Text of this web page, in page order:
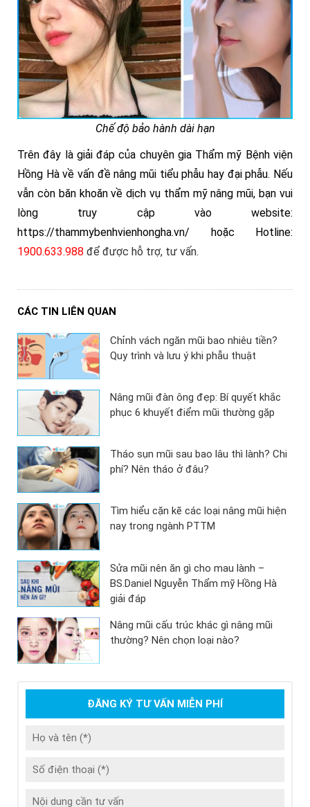
Chế độ bảo hành dài hạn
Trên đây là giải đáp của chuyên gia Thẩm mỹ Bệnh viện
Hồng Hà về vấn đề nâng mũi tiểu phẫu hay đại phẫu. Nếu
vẫn còn băn khoăn về dịch vụ thẩm mỹ nâng mũi, bạn vui
lòng truy cập vào website:
https://thammybenhvienhongha.vn/ hoặc Hotline:
1900.633.988 để được hỗ trợ, tư vấn.
CÁC TIN LIÊN QUAN
Chỉnh vách ngăn mũi bao nhiêu tiền?
Quy trình và lưu ý khi phẫu thuật
Nâng mũi đàn ông đẹp: Bí quyết khắc
phục 6 khuyết điểm mũi thường gặp
Tháo sụn mũi sau bao lâu thì lành? Chi
phí? Nên tháo ở đâu?
Tìm hiểu cặn kẽ các loại nâng mũi hiện
nay trong ngành PTTM
Sửa mũi nên ăn gì cho mau lành –
BS.Daniel Nguyễn Thẩm mỹ Hồng Hà
giải đáp
Nâng mũi cấu trúc khác gì nâng mũi
thường? Nên chọn loại nào?
ĐĂNG KÝ TƯ VẤN MIỄN PHÍ